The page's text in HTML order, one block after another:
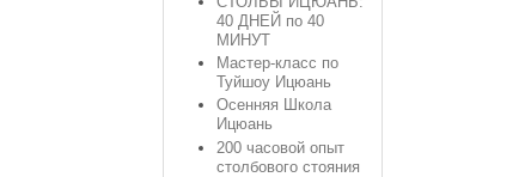
40 ДНЕЙ по 40
МИНУТ
Мастер-класс по
Туйшоу Ицюань
Осенняя Школа
Ицюань
200 часовой опыт
столбового стояния